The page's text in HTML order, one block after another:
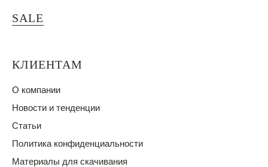
SALE
КЛИЕНТАМ
О компании
Новости и тенденции
Статьи
Политика конфиденциальности
Материалы для скачивания